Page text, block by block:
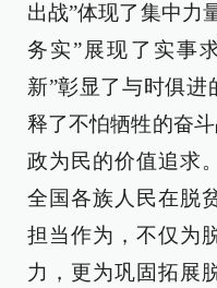
出战”体现了集中力
务实”展现了实事
新”彰显了与时俱进
释了不怕牺牲的奋
政为民的价值追求
全国各族人民在脱
担当作为，不仅为
力，更为巩固拓展